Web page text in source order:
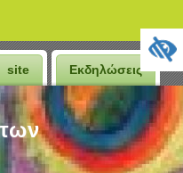
site Εκδηλώσεις